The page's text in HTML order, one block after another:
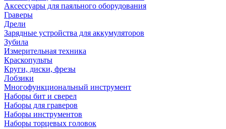
Аксессуары для паяльного оборудования
Граверы
Дрели
Зарядные устройства для аккумуляторов
Зубила
Измерительная техника
Краскопульты
Круги, диски, фрезы
Лобзики
Многофункциональный инструмент
Наборы бит и сверел
Наборы для граверов
Наборы инструментов
Наборы торцевых головок